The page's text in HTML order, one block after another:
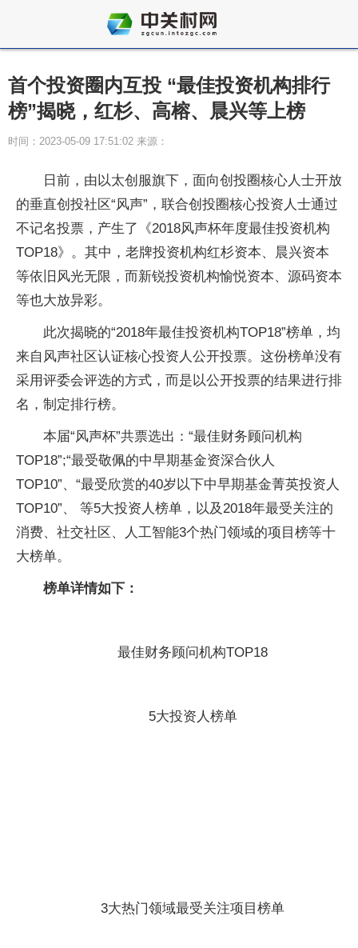
首个投资圈内互投 “最佳投资机构排行
榜”揭晓，红杉、高榕、晨兴等上榜
时间：2023-05-09 17:51:02 来源：
日前，由以太创服旗下，面向创投圈核心人士开放
的垂直创投社区“风声”，联合创投圈核心投资人士通过
不记名投票，产生了《2018风声杯年度最佳投资机构
TOP18》。其中，老牌投资机构红杉资本、晨兴资本
等依旧风光无限，而新锐投资机构愉悦资本、源码资本
等也大放异彩。
此次揭晓的“2018年最佳投资机构TOP18”榜单，均
来自风声社区认证核心投资人公开投票。这份榜单没有
采用评委会评选的方式，而是以公开投票的结果进行排
名，制定排行榜。
本届“风声杯”共票选出：“最佳财务顾问机构
TOP18”;“最受敬佩的中早期基金资深合伙人
TOP10”、“最受欣赏的40岁以下中早期基金菁英投资人
TOP10”、 等5大投资人榜单，以及2018年最受关注的
消费、社交社区、人工智能3个热门领域的项目榜等十
大榜单。
榜单详情如下：
最佳财务顾问机构TOP18
5大投资人榜单
3大热门领域最受关注项目榜单